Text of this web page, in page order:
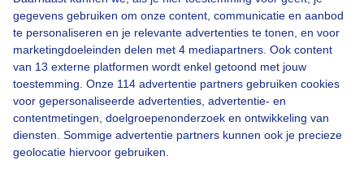
gegevens gebruiken om onze content, communicatie en aanbod
te personaliseren en je relevante advertenties te tonen, en voor
marketingdoeleinden delen met 4 mediapartners. Ook content
van 13 externe platformen wordt enkel getoond met jouw
toestemming. Onze 114 advertentie partners gebruiken cookies
voor gepersonaliseerde advertenties, advertentie- en
contentmetingen, doelgroepenonderzoek en ontwikkeling van
diensten. Sommige advertentie partners kunnen ook je precieze
geolocatie hiervoor gebruiken.
Een moment geduld aub...
Over Buienradar